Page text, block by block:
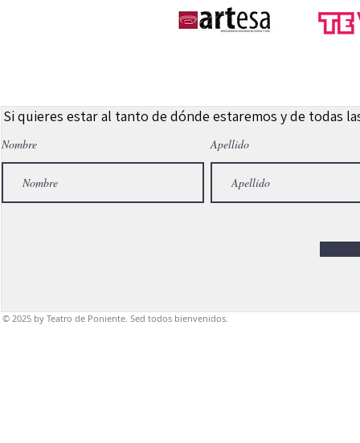
Si quieres estar al tanto de dónde estaremos y de todas
Nombre Apellido
© 2025 by Teatro de Poniente. Sed todos bienvenidos.